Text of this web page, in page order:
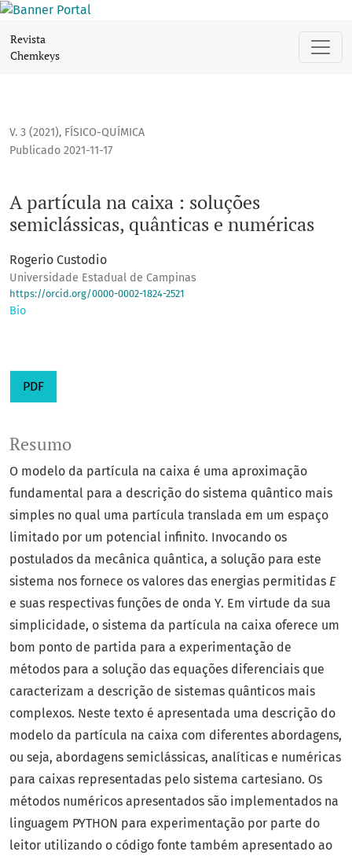
Revista
Chemkeys
V. 3 (2021), FÍSICO-QUÍMICA
A partícula na caixa : soluções
semiclássicas, quânticas e numéricas
Publicado 2021-11-17
Rogerio Custodio
Universidade Estadual de Campinas
https://orcid.org/0000-0002-1824-2521
Bio
PDF
Resumo
O modelo da partícula na caixa é uma aproximação
fundamental para a descrição do sistema quântico mais
simples no qual uma partícula translada em um espaço
limitado por um potencial infinito. Invocando os
postulados da mecânica quântica, a solução para este
sistema nos fornece os valores das energias permitidas E
e suas respectivas funções de onda Y. Em virtude da sua
simplicidade, o sistema da partícula na caixa oferece um
bom ponto de partida para a experimentação de
métodos para a solução das equações diferenciais que
caracterizam a descrição de sistemas quânticos mais
complexos. Neste texto é apresentada uma descrição do
modelo da partícula na caixa com diferentes abordagens,
ou seja, abordagens semiclássicas, analíticas e numéricas
para caixas representadas pelo sistema cartesiano. Os
métodos numéricos apresentados são implementados na
linguagem PYTHON para experimentação por parte do
leitor utilizando o código fonte também apresentado ao